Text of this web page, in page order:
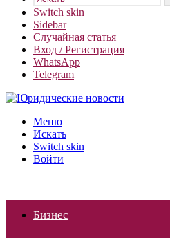
Switch skin
Sidebar
Случайная статья
Вход / Регистрация
WhatsApp
Telegram
Меню
Искать
Switch skin
Войти
Бизнес